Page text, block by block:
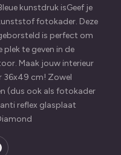
kunstdruk isGeef je
fotokader. Deze
is perfect om
te geven in de
Maak jouw interieur
36x49 cm! Zowel
(dus ook als fotokader
reflex glasplaat